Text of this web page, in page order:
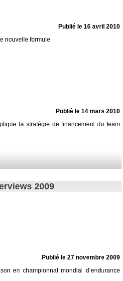
Publié le 16 avril 2010
nouvelle formule
Publié le 14 mars 2010
la stratégie de financement du team
2009
Publié le 27 novembre 2009
en championnat mondial d’endurance